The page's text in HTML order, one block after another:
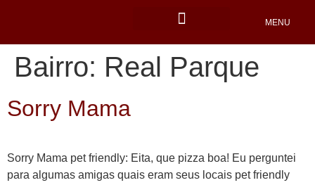
MENU
Bairro: Real Parque
Sorry Mama
Sorry Mama pet friendly: Eita, que pizza boa! Eu perguntei
para algumas amigas quais eram seus locais pet friendly